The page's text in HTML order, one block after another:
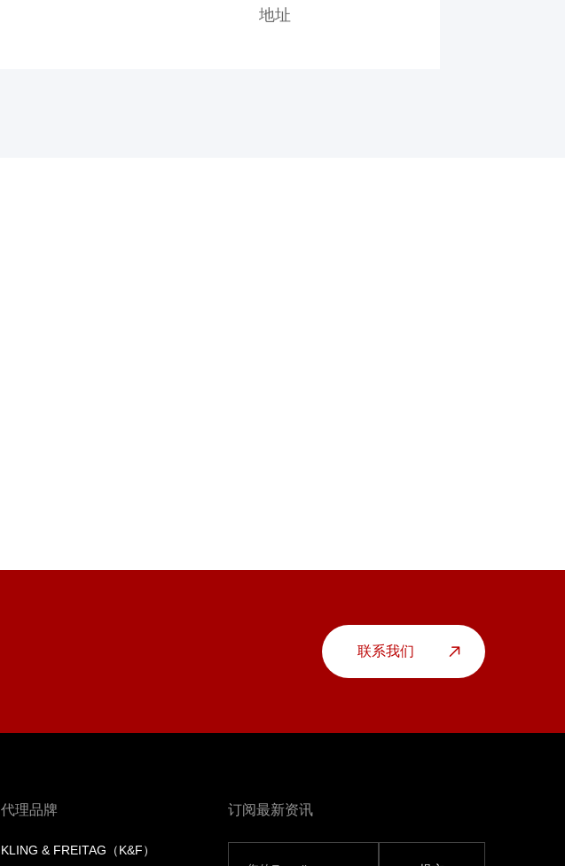
地址
联系我们
代理品牌
KLING & FREITAG（K&F）
订阅最新资讯